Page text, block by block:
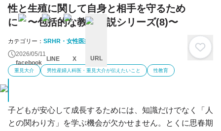
性と生殖に関して自身と相手を守るため
に 〜包括的な教育解説シリーズ(8)〜
カテゴリー： SRHR・女性医療
2026/05/11
重見大介 男性産婦人科医・重見大介が伝えたいこと 性教育
子どもが安心して成長するためには、知識だけでなく「人
との関わり方」を学ぶ機会が欠かせません。とくに思春期
facebook
LINE X URL
キ
ン
ル